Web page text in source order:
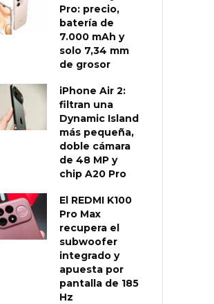
Pro: precio,
batería de
7.000 mAh y
solo 7,34 mm
de grosor
iPhone Air 2:
filtran una
Dynamic Island
más pequeña,
doble cámara
de 48 MP y
chip A20 Pro
El REDMI K100
Pro Max
recupera el
subwoofer
integrado y
apuesta por
pantalla de 185
Hz